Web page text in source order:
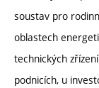
soustav pro
oblastech
technických
podnicích, u